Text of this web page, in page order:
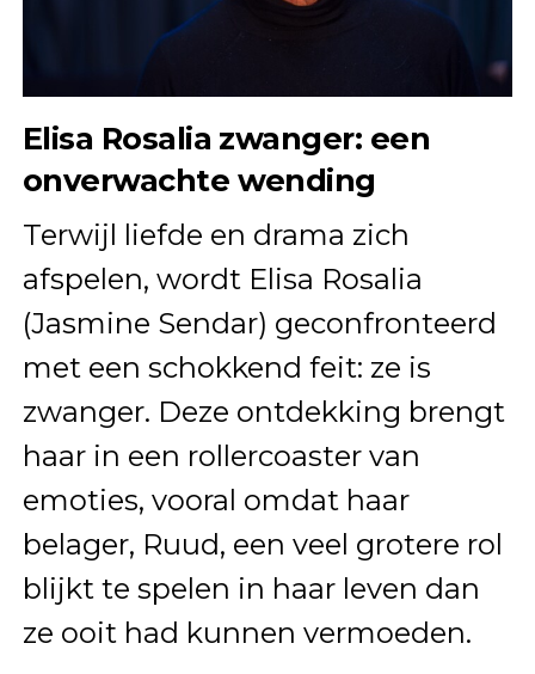
Elisa Rosalia zwanger: een
onverwachte wending
Terwijl liefde en drama zich
afspelen, wordt Elisa Rosalia
(Jasmine Sendar) geconfronteerd
met een schokkend feit: ze is
zwanger. Deze ontdekking brengt
haar in een rollercoaster van
emoties, vooral omdat haar
belager, Ruud, een veel grotere rol
blijkt te spelen in haar leven dan
ze ooit had kunnen vermoeden.